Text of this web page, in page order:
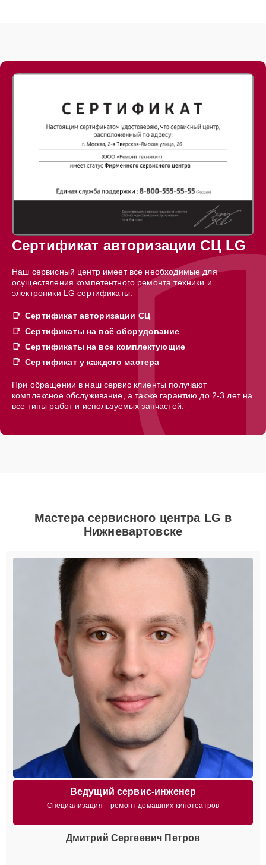
Сертификат авторизации СЦ LG
Наш сервисный центр имеет все необходимые для
осуществления компетентного ремонта техники и
электроники LG сертификаты:
Сертификат авторизации СЦ
Сертификаты на всё оборудование
Сертификаты на все комплектующие
Сертификат у каждого мастера
При обращении в наш сервис клиенты получают
комплексное обслуживание, а также гарантию до 2-3 лет на
все типы работ и используемых запчастей.
Мастера сервисного центра LG в
Нижневартовске
Ведущий сервис-инженер
Специализация – ремонт домашних кинотеатров
Дмитрий Сергеевич Петров